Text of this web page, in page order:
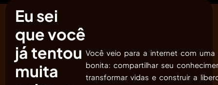
Eu sei
que você
já tentou
muita
Você veio para a internet com uma
bonita: compartilhar seu
transformar vidas e construir a